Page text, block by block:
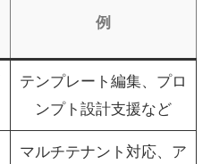
例
テンプレート編集、プロ
ンプト設計支援など
マルチテナント対応、ア